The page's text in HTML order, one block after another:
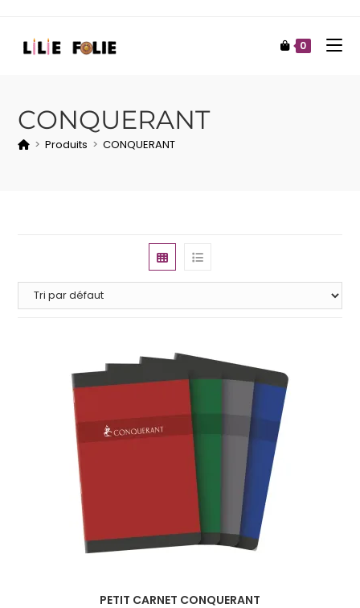
0
CONQUERANT
> Produits > CONQUERANT
PETIT CARNET CONQUERANT